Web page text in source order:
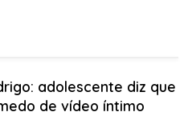
adolescente diz que
de vídeo íntimo